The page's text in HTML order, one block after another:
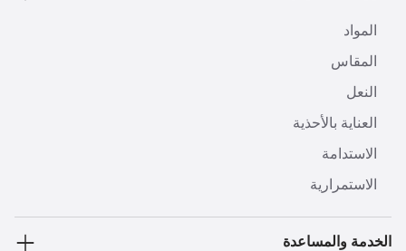
المواد
المقاس
النعل
العناية بالأحذية
الاستدامة
الاستمرارية
الخدمة والمساعدة